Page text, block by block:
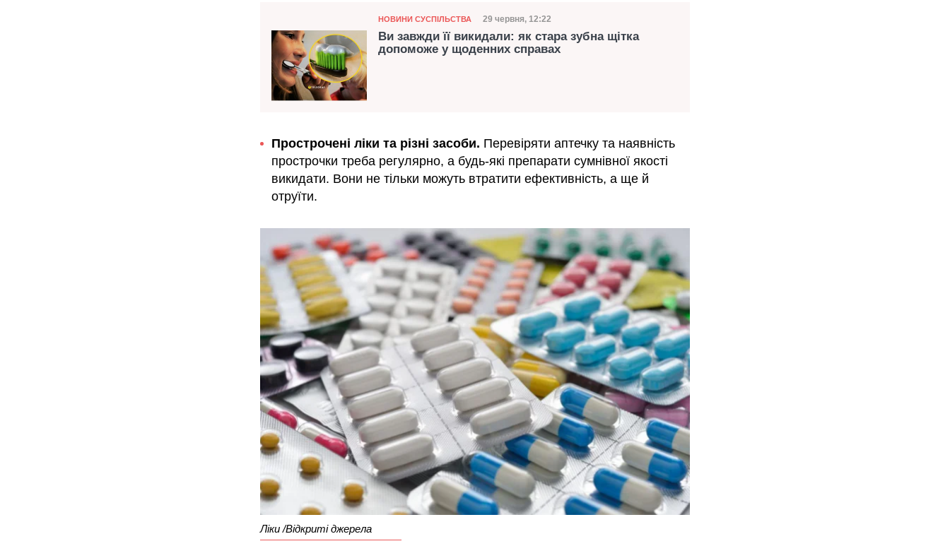
Категорія
НОВИНИ СУСПІЛЬСТВА Дата публікації
29 червня, 12:22
Ви завжди її викидали: як стара зубна щітка
допоможе у щоденних справах
Прострочені ліки та різні засоби. Перевіряти аптечку та наявність
прострочки треба регулярно, а будь-які препарати сумнівної якості
викидати. Вони не тільки можуть втратити ефективність, а ще й
отруїти.
Ліки /Відкриті джерела